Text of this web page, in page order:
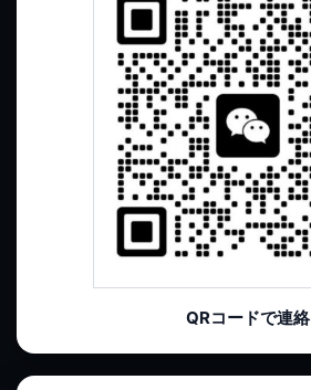
QRコードで連絡